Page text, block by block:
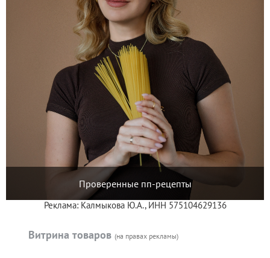
Проверенные пп-рецепты
Реклама: Калмыкова Ю.А., ИНН 575104629136
Витрина товаров (на правах рекламы)